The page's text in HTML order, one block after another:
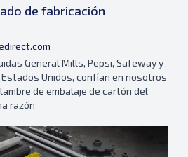
de fabricación
General Mills, Pepsi, Safeway y
Unidos, confían en nosotros
de embalaje de cartón del
razón